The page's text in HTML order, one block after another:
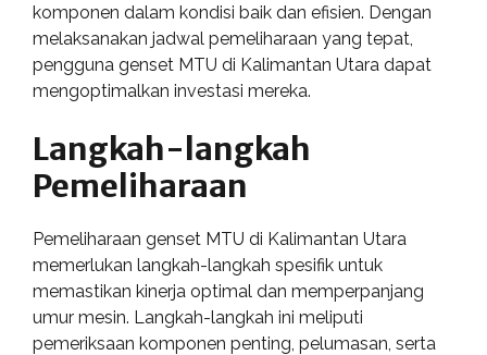
komponen dalam kondisi baik dan efisien. Dengan
melaksanakan jadwal pemeliharaan yang tepat,
pengguna genset MTU di Kalimantan Utara dapat
mengoptimalkan investasi mereka.
Langkah-langkah
Pemeliharaan
Pemeliharaan genset MTU di Kalimantan Utara
memerlukan langkah-langkah spesifik untuk
memastikan kinerja optimal dan memperpanjang
umur mesin. Langkah-langkah ini meliputi
pemeriksaan komponen penting, pelumasan, serta